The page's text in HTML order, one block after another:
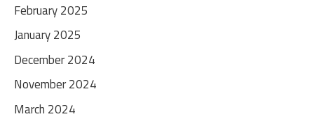
February 2025
January 2025
December 2024
November 2024
March 2024